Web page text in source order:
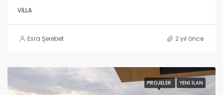
VILLA
Esra Şerebet 2 yıl önce
PROJELER YENI İLAN